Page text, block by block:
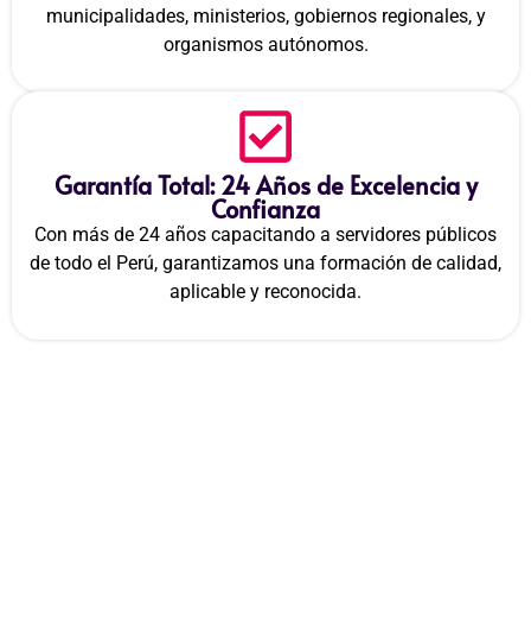
municipalidades, ministerios, gobiernos regionales, y
organismos autónomos.
Garantía Total: 24 Años de Excelencia y
Confianza
Con más de 24 años capacitando a servidores públicos
de todo el Perú, garantizamos una formación de calidad,
aplicable y reconocida.